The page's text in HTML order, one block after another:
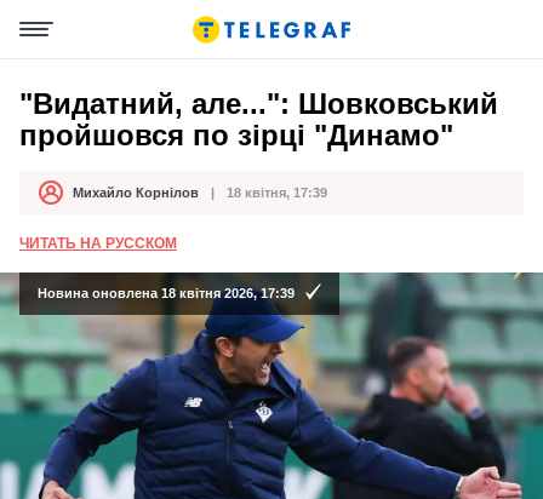
"Видатний, але...": Шовковський
пройшовся по зірці "Динамо"
АвторМихайло Корнілов
Дата публікації 18 квітня, 17:39
ЧИТАТЬ НА РУССКОМ
Новина оновлена 18 квітня 2026, 17:39